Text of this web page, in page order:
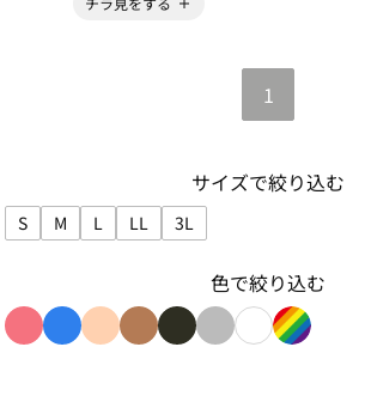
1
サイズで絞り込む
S
サイズで絞り込み: S
M
サイズで絞り込み: M
L
サイズで絞り込み: L
LL
サイズで絞り込み: LL
3L
サイズで絞り込み: 3L
色で絞り込む